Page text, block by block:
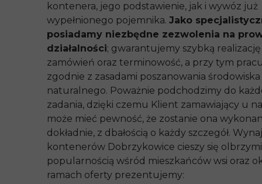
kontenera, jego podstawienie, jak i wywóz już
wypełnionego pojemnika. Jako
posiadamy niezbędne zezwolenia na
działalności; gwarantujemy szybką realizację
zamówień oraz terminowość, a przy tym
zgodnie z zasadami poszanowania środowiska
naturalnego. Poważnie podchodzimy do
zadania, dzięki czemu Klient zamawiający u
może mieć pewność, że zostanie ona
dokładnie, z dbałością o każdy szczegół.
kontenerów Dobrzykowice cieszy się
popularnością wśród mieszkańców wsi oraz
ramach oferty prezentujemy: